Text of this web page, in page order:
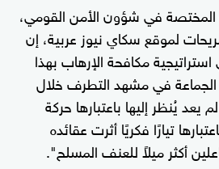
المختصة في شؤون الأمن القومي،
لموقع سكاي نيوز عربية، إن
مكافحة الإرهاب بهذا
الجماعة في مشهد التطرف خلال
يُنظر إليها باعتبارها حركة
تيارًا فكريًا أثرت عقائده
أكثر ميلاً للعنف المسلح".